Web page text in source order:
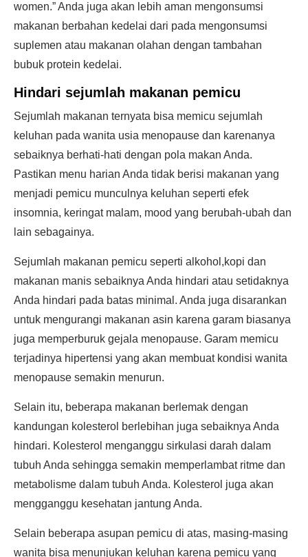
women.” Anda juga akan lebih aman mengonsumsi
makanan berbahan kedelai dari pada mengonsumsi
suplemen atau makanan olahan dengan tambahan
bubuk protein kedelai.
Hindari sejumlah makanan pemicu
Sejumlah makanan ternyata bisa memicu sejumlah
keluhan pada wanita usia menopause dan karenanya
sebaiknya berhati-hati dengan pola makan Anda.
Pastikan menu harian Anda tidak berisi makanan yang
menjadi pemicu munculnya keluhan seperti efek
insomnia, keringat malam, mood yang berubah-ubah dan
lain sebagainya.
Sejumlah makanan pemicu seperti alkohol,kopi dan
makanan manis sebaiknya Anda hindari atau setidaknya
Anda hindari pada batas minimal. Anda juga disarankan
untuk mengurangi makanan asin karena garam biasanya
juga memperburuk gejala menopause. Garam memicu
terjadinya hipertensi yang akan membuat kondisi wanita
menopause semakin menurun.
Selain itu, beberapa makanan berlemak dengan
kandungan kolesterol berlebihan juga sebaiknya Anda
hindari. Kolesterol menganggu sirkulasi darah dalam
tubuh Anda sehingga semakin memperlambat ritme dan
metabolisme dalam tubuh Anda. Kolesterol juga akan
mengganggu kesehatan jantung Anda.
Selain beberapa asupan pemicu di atas, masing-masing
wanita bisa menunjukan keluhan karena pemicu yang